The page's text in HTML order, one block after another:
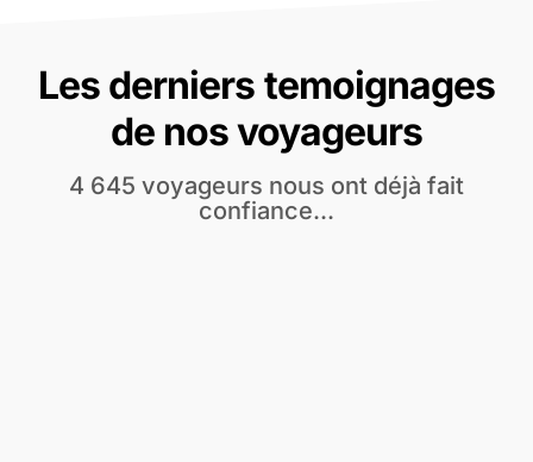
Les derniers temoignages
de nos voyageurs
4 645 voyageurs nous ont déjà fait
confiance...